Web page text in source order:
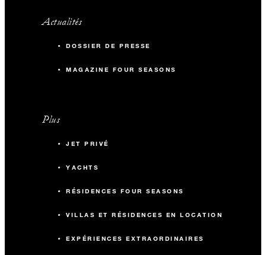
Actualités
DOSSIER DE PRESSE
MAGAZINE FOUR SEASONS
Plus
JET PRIVÉ
YACHTS
RÉSIDENCES FOUR SEASONS
VILLAS ET RÉSIDENCES EN LOCATION
EXPÉRIENCES EXTRAORDINAIRES